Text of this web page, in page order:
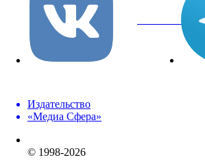
вКонтакте
Издательство
«Медиа Сфера»
© 1998-2026